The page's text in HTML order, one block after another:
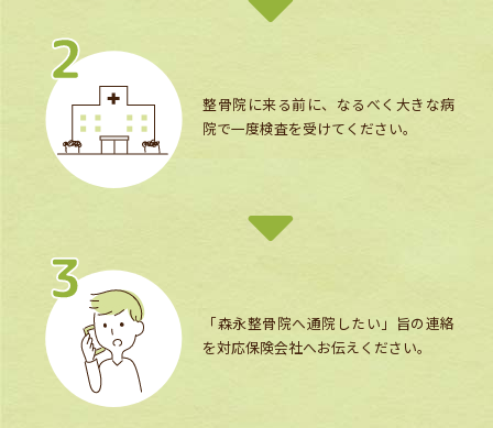
整骨院に来る前に、なるべく大きな病
院で一度検査を受けてください。
「森永整骨院へ通院したい」旨の連絡
を対応保険会社へお伝えください。